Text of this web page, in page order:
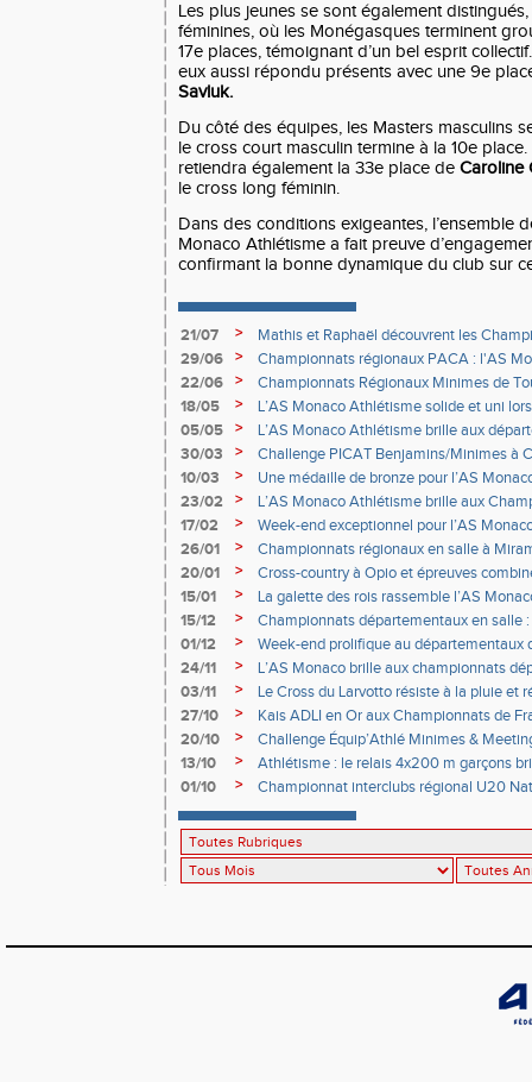
Les plus jeunes se sont également
féminines, où les Monégasques terminent
17e places, témoignant d’un bel esprit
eux aussi répondu présents avec une 9e
Savluk.
Du côté des équipes, les Masters masculins
le cross court masculin termine à la 10e
retiendra également la 33e place de Caroline
le cross long féminin.
Dans des conditions exigeantes, l’ensemble
Monaco Athlétisme a fait preuve
confirmant la bonne dynamique du club sur
21/07 >
Mathis et Raphaël découvrent les
29/06
>
Championnats régionaux PACA : l'AS
de podiums à Nice
22/06 >
Championnats Régionaux Minimes de
Monégasques au rendez-vous
18/05 >
L’AS Monaco Athlétisme solide et uni
05/05
>
L’AS Monaco Athlétisme brille aux
combinées à Nice
30/03 >
Challenge PICAT Benjamins/Minimes à
10/03
>
Une médaille de bronze pour l’AS
France de cross
23/02 >
L’AS Monaco Athlétisme brille aux
à Val-de-Reuil
17/02 >
Week-end exceptionnel pour l’AS
26/01
>
Championnats régionaux en salle à
podiums, records et performances de
20/01 >
Cross-country à Opio et épreuves
15/01
>
La galette des rois rassemble l’AS
15/12
>
Championnats départementaux en salle
vue à Miramas
01/12 >
Week-end prolifique au départementaux
Miramas
24/11 >
L’AS Monaco brille aux championnats
Minime d’épreuves combinées à Nice
03/11 >
Le Cross du Larvotto résiste à la pluie et
27/10
>
Kais ADLI en Or aux Championnats de
20/10
>
Challenge Équip’Athlé Minimes &
13/10
>
Athlétisme : le relais 4x200 m garçons
01/10
>
Championnat interclubs régional U20